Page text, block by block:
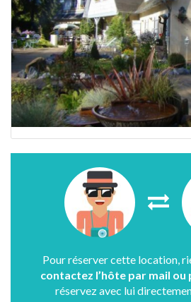
Pour réserver cette location,
contactez l’hôte par mail
réservez avec lui